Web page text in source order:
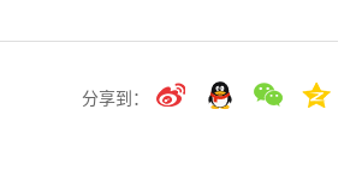
分享到：